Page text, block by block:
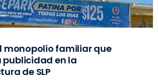
monopolio familiar que
en la
de SLP